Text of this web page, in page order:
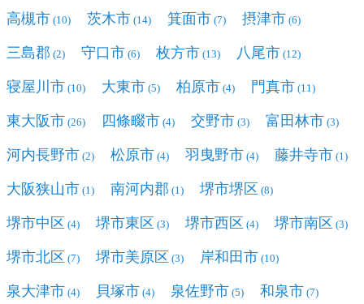
高槻市 (10) 茨木市 (14) 箕面市 (7) 摂津市 (6)
三島郡 (2) 守口市 (6) 枚方市 (13) 八尾市 (12)
寝屋川市 (10) 大東市 (5) 柏原市 (4) 門真市 (11)
東大阪市 (26) 四條畷市 (4) 交野市 (3) 富田林市 (3)
河内長野市 (2) 松原市 (4) 羽曳野市 (4) 藤井寺市 (1)
大阪狭山市 (1) 南河内郡 (1) 堺市堺区 (8)
堺市中区 (4) 堺市東区 (3) 堺市西区 (4) 堺市南区 (3)
堺市北区 (7) 堺市美原区 (3) 岸和田市 (10)
泉大津市 (4) 貝塚市 (4) 泉佐野市 (5) 和泉市 (7)